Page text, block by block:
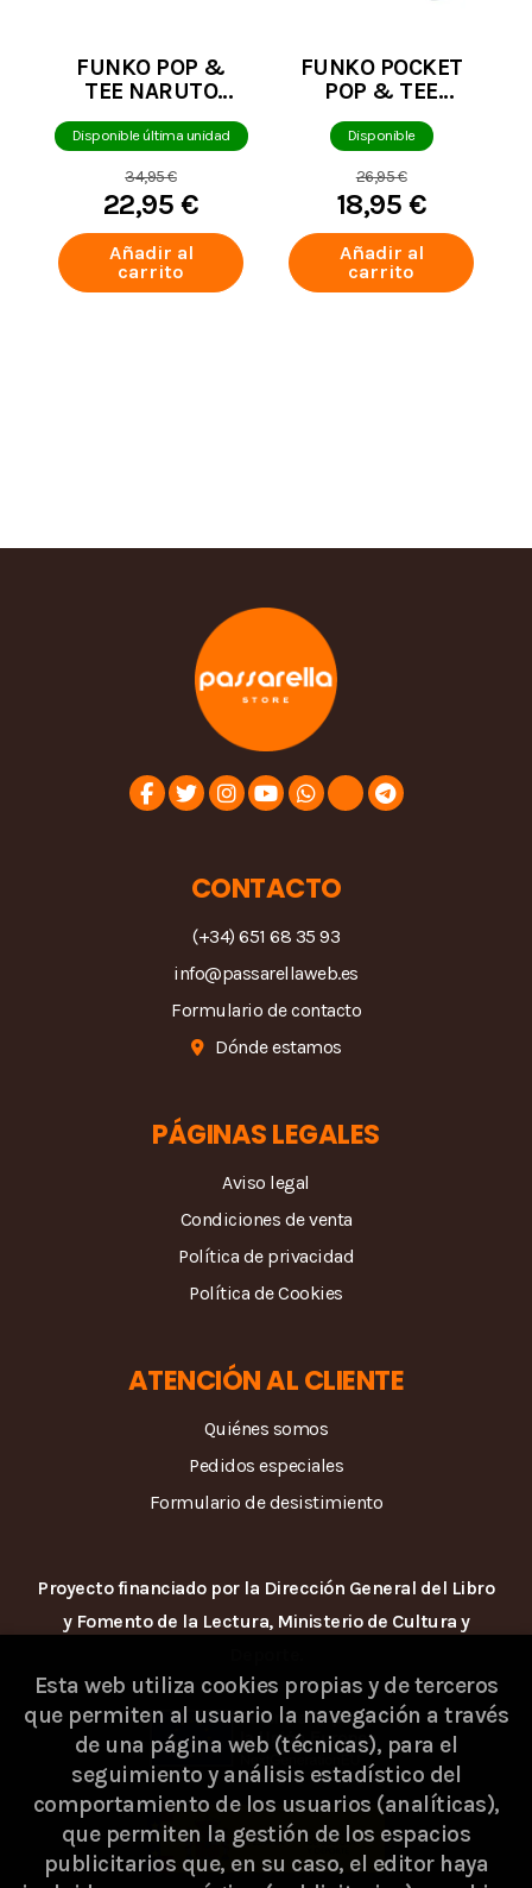
FUNKO POP &
TEE NARUTO
OROCHIMARU
SPECIAL EDITION
729 TALLA L
Disponible última unidad
34,95 €
22,95 €
Añadir al
carrito
FUNKO POCKET
POP & TEE
SPIDERMAN
Disponible
26,95 €
18,95 €
Añadir al
carrito
CONTACTO
(+34) 651 68 35 93
info@passarellaweb.es
Formulario de contacto
Dónde estamos
PÁGINAS LEGALES
Aviso legal
Condiciones de venta
Política de privacidad
Política de Cookies
ATENCIÓN AL CLIENTE
Quiénes somos
Pedidos especiales
Formulario de desistimiento
Proyecto financiado por la Dirección General del Libro
y Fomento de la Lectura, Ministerio de Cultura y
Esta web utiliza cookies propias y de terceros
que permiten al usuario la navegación a través
de una página web (técnicas), para el
seguimiento y análisis estadístico del
comportamiento de los usuarios (analíticas),
que permiten la gestión de los espacios
publicitarios que, en su caso, el editor haya